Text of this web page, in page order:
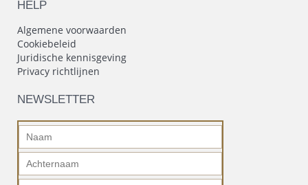
Juridische kennisgeving
NEWSLETTER